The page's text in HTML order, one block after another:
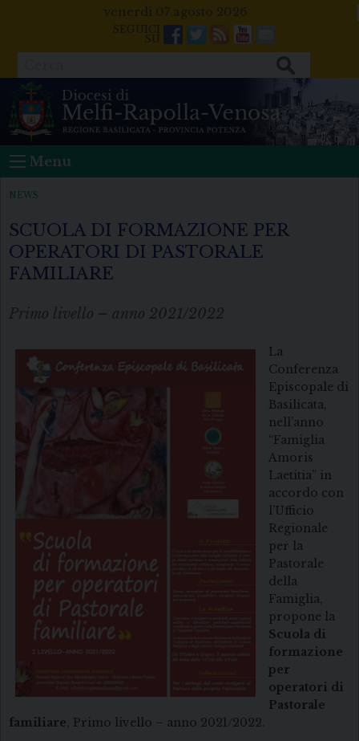
venerdì 07 agosto 2026
Facebook
Twitter
FeedsYoutube
Mail
Menu
NEWS
SCUOLA DI FORMAZIONE PER
OPERATORI DI PASTORALE
FAMILIARE
Primo livello – anno 2021/2022
La
Conferenza
Episcopale di
Basilicata,
nell’anno
“Famiglia
Amoris
Laetitia” in
accordo con
l’Ufficio
Regionale
per la
Pastorale
della
Famiglia,
propone la
Scuola di
formazione
per
operatori di
Pastorale
familiare, Primo livello – anno 2021/2022.